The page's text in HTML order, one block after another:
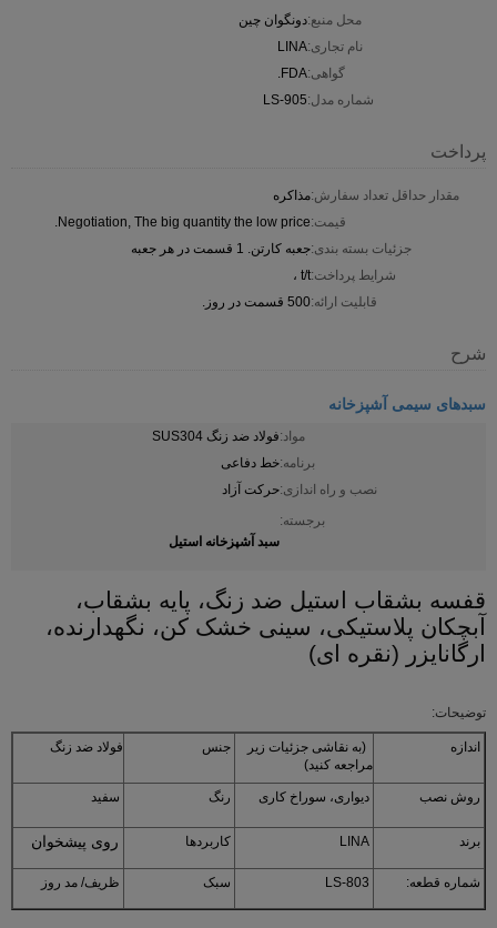
محل منبع:دونگوان چین
نام تجاری:LINA
گواهی:FDA.
شماره مدل:LS-905
پرداخت
مقدار حداقل تعداد سفارش:مذاکره
قیمت:Negotiation, The big quantity the low price.
جزئیات بسته بندی:جعبه کارتن. 1 قسمت در هر جعبه
شرایط پرداخت:t/t ،
قابلیت ارائه:500 قسمت در روز.
شرح
سبدهای سیمی آشپزخانه
مواد:فولاد ضد زنگ SUS304
برنامه:خط دفاعی
نصب و راه اندازی:حركت آزاد
برجسته:
سبد آشپزخانه استیل
قفسه بشقاب استیل ضد زنگ، پایه بشقاب،
آبچکان پلاستیکی، سینی خشک کن، نگهدارنده،
ارگانایزر (نقره ای)
توضیحات:
اندازه
(به نقاشی جزئیات زیر
مراجعه کنید)
جنس فولاد ضد زنگ
روش نصب دیواری، سوراخ کاری رنگ سفید
برند کاربردها روی پیشخوان
شماره قطعه: سبک ظریف/ مد روز